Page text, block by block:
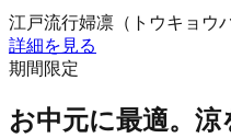
江戸流行婦凛（トウキョウ
詳細を見る
期間限定
お中元に最適。